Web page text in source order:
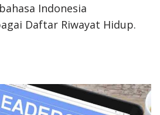
Indonesia
Daftar Riwayat Hidup.